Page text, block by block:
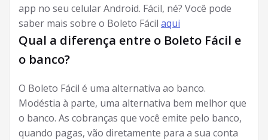
app no seu celular Android. Fácil, né? Você pode
saber mais sobre o Boleto Fácil aqui
Qual a diferença entre o Boleto Fácil e
o banco?
O Boleto Fácil é uma alternativa ao banco.
Modéstia à parte, uma alternativa bem melhor que
o banco. As cobranças que você emite pelo banco,
quando pagas, vão diretamente para a sua conta